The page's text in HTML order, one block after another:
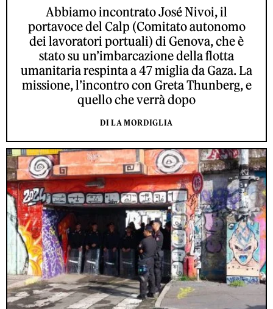
Abbiamo incontrato José Nivoi, il
portavoce del Calp (Comitato autonomo
dei lavoratori portuali) di Genova, che è
stato su un’imbarcazione della flotta
umanitaria respinta a 47 miglia da Gaza. La
missione, l’incontro con Greta Thunberg, e
quello che verrà dopo
DI LA MORDIGLIA